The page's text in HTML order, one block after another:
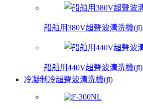
船舶用380V超聲波清洗機(jī)
船舶用440V超聲波清洗機(jī)
冷凝制冷超聲波清洗機(jī)